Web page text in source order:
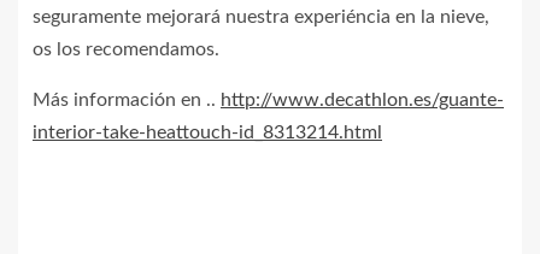
seguramente mejorará nuestra experiéncia en la nieve,
os los recomendamos.
Más información en .. http://www.decathlon.es/guante-
interior-take-heattouch-id_8313214.html